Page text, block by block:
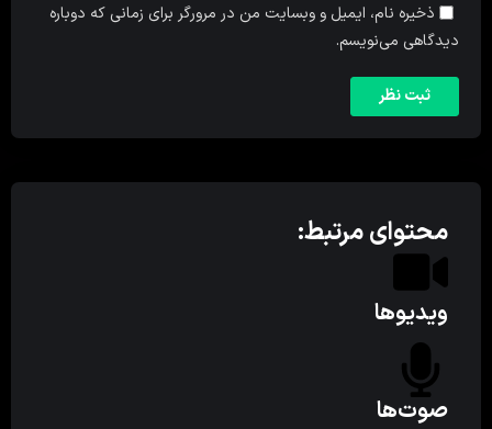
ذخیره نام، ایمیل و وبسایت من در مرورگر برای زمانی که دوباره
دیدگاهی می‌نویسم.
محتوای مرتبط:
ویدیوها
صوت‌ها